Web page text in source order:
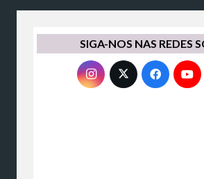
SIGA-NOS NAS REDES